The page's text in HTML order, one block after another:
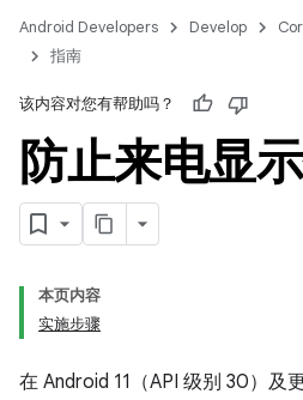
Android Developers Develop
指南
该内容对您有帮助吗？
防止来电显
本页内容
实施步骤
在 Android 11（API 级别 30）及